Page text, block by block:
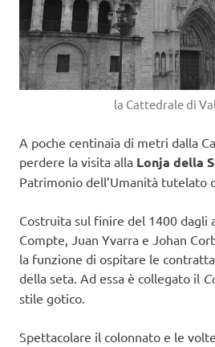
la Cattedrale di
A poche centinaia di metri dalla
perdere la visita alla Lonja della
Patrimonio dell’Umanità tutelato
Costruita sul finire del 1400 dagli
Compte, Juan Yvarra e Johan
la funzione di ospitare le
della seta. Ad essa è collegato il
stile gotico.
Spettacolare il colonnato e le